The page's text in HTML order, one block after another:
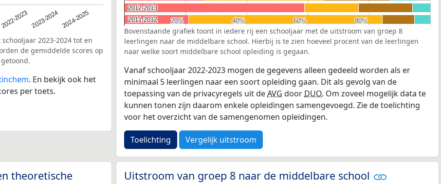
2022-2023 2023-2024 2024-2025
2023-2024 tot en
de gemiddelde scores op
. En bekijk ook het
per toets.
20%
20% 40%
40% 60%
60% 80%
80%
2012-2013
2012-2013
2011-2012
2011-2012
Bovenstaande grafiek toont in iedere rij een schooljaar met de uitstroom van groep 8
leerlingen naar de middelbare school. Hierbij is te zien hoeveel procent van de leerlingen
naar welke soort middelbare school opleiding is gegaan.
Vanaf schooljaar 2022-2023 mogen de gegevens alleen gedeeld worden als er
minimaal 5 leerlingen naar een soort opleiding gaan. Dit als gevolg van de
toepassing van de privacyregels uit deAVG door DUO. Om zoveel mogelijk data te
kunnen tonen zijn daarom enkele opleidingen samengevoegd. Zie de toelichting
voor het overzicht van de samengenomen opleidingen.
Toelichting Vergelijk uitstroom
theoretische
Uitstroom van groep 8 naar de middelbare school